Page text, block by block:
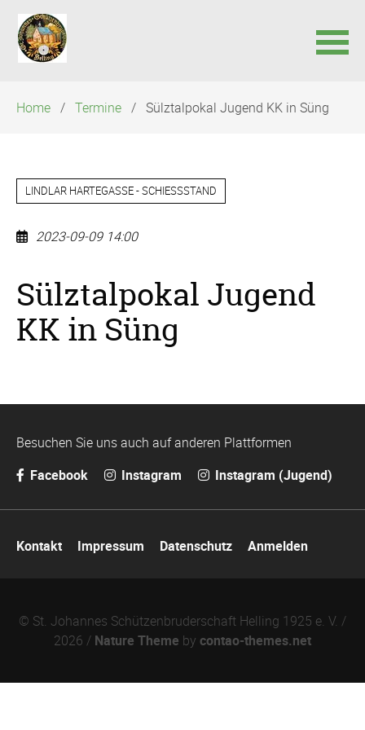
überspringen
Home Termine Sülztalpokal Jugend KK in Süng
LINDLAR HARTEGASSE - SCHIESSSTAND
2023-09-09 14:00
Sülztalpokal Jugend
KK in Süng
Besuchen Sie uns auch auf anderen Plattformen
Facebook
Instagram Instagram (Jugend)
überspringen
Kontakt Impressum Datenschutz Anmelden
© St. Johannes Schützenbruderschaft Helling 1925 e. V. /
2026 / Nature Theme by contao-themes.net